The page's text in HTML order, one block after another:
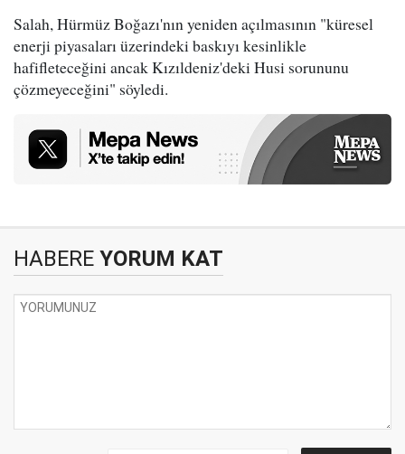
Salah, Hürmüz Boğazı'nın yeniden açılmasının "küresel
enerji piyasaları üzerindeki baskıyı kesinlikle
hafifleteceğini ancak Kızıldeniz'deki Husi sorununu
çözmeyeceğini" söyledi.
HABERE YORUM KAT